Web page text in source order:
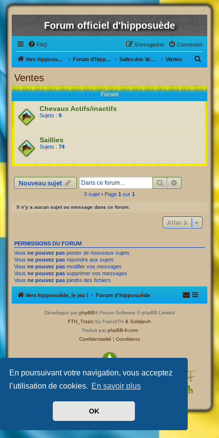
En poursuivant votre navigation, vous acceptez
l’utilisation de cookies. En savoir plus
OK
Forum officiel d'hipposuède
FAQ Connexion
S’enregistrer
Vers hipposuède, le jeu ! Forum d'hipposuède Salles des Ventes Ventes
h
r
Ventes
Forum
Chevaux Actifs/inactifs
Sujets : 9
Saillies
Sujets : 74
Nouveau sujet RechercherRecherche
0 sujet • Page 1 sur 1
Il n’y a aucun sujet ou message dans ce forum.
Aller à
PERMISSIONS DU FORUM
Vous ne pouvez pas poster de nouveaux sujets
Vous ne pouvez pas répondre aux sujets
Vous ne pouvez pas modifier vos messages
Vous ne pouvez pas supprimer vos messages
Vous ne pouvez pas joindre des fichiers
Vers hipposuède, le jeu ! Forum d'hipposuède
Développé par phpBB® Forum Software © phpBB Limited
FTH_Tropic by FranckTH & Solidjeuh
Traduit par phpBB-fr.com
Confidentialité | Conditions